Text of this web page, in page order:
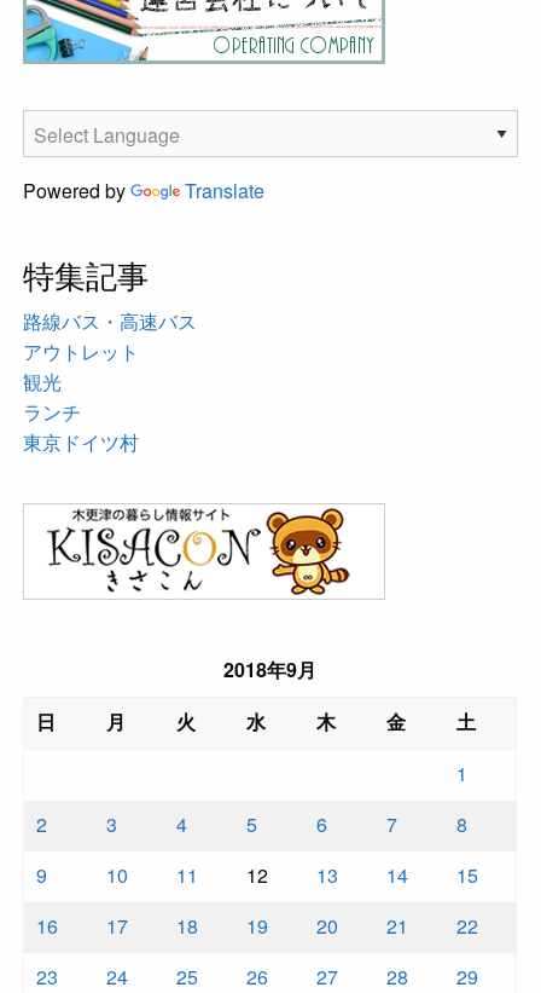
Powered by Translate
特集記事
路線バス・高速バス
アウトレット
観光
ランチ
東京ドイツ村
2018年9月
日
月 火 水 木 金
土
1
2
3 4 5 6 7
8
9
10 11 12 13 14
15
16
17 18 19 20 21
22
23
24 25 26 27 28
29